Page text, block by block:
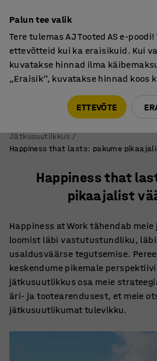
Pärnu mnt 158, Tallinn. Kauba
6, Tallinn. Vaata
Jätkusuutlikkus
Happiness that lasts: pakume
Happiness that
pikaajalist
Happiness at Work tähendab
loomist läbi vastutustundliku,
usaldusväärse tegutsemise.
keskendume pikemale
jätkusuutlikkus osa meie
äri- ja tootearendusest, et meie
jätkusuutlikumat tulevikku.
Palun tee valik
Tere tulemas AJ Tooted AS e-
ettevõtteid kui ka eraisikuid. Kui
kuvatakse hinnad ilma
„Eraisik“, kuvatakse hinnad koos
ETTEVÕTE